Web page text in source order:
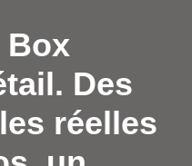
Box
Des
réelles